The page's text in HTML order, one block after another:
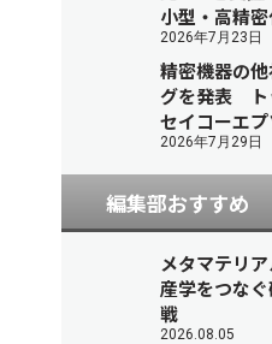
小型・高精
2026年7月23日
精密機器の
グを発表 ト
セイコーエ
2026年7月29日
編集部おすすめ
メタマテリ
産学をつな
戦
2026.08.05